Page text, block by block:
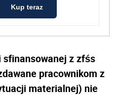
Kup teraz
sfinansowanej z zfśs
pracownikom z
materialnej) nie